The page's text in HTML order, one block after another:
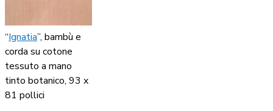
“Ignatia”, bambù e
corda su cotone
tessuto a mano
tinto botanico, 93 x
81 pollici